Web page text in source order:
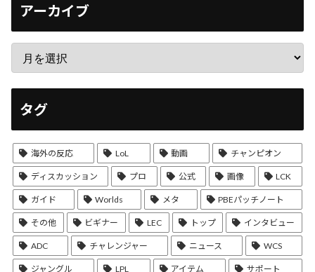
アーカイブ
タグ
海外の反応 LoL 動画 チャンピオン
ディスカッション プロ 公式 画像 LCK
ガイド Worlds メタ PBEパッチノート
その他 ビギナー LEC トップ インタビュー
ADC チャレンジャー ニュース WCS
ジャングル LPL アイテム サポート